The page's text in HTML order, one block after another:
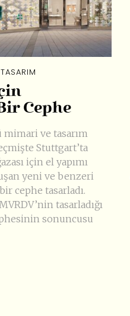
TASARIM
Cephe
mimari ve tasarım
Stuttgart’ta
için el yapımı
yeni ve benzeri
cephe tasarladı.
tasarladığı
sonuncusu